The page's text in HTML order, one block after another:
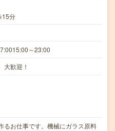
15分
～23:00
大歓迎！
るお仕事です。機械にガラス原料